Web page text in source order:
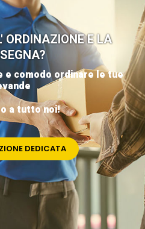
ORDINAZIONE E LA
e comodo ordinare le tue
a tutto noi!
DEDICATA